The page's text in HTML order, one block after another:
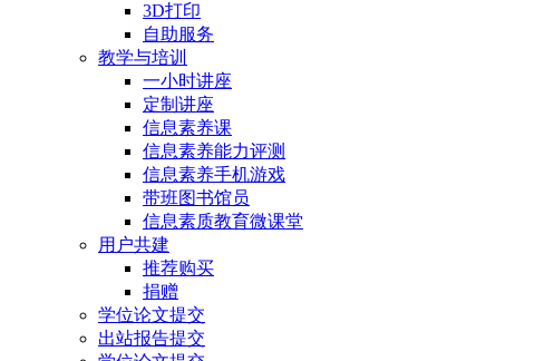
3D打印
自助服务
教学与培训
一小时讲座
定制讲座
信息素养课
信息素养能力评测
信息素养手机游戏
带班图书馆员
信息素质教育微课堂
用户共建
推荐购买
捐赠
学位论文提交
出站报告提交